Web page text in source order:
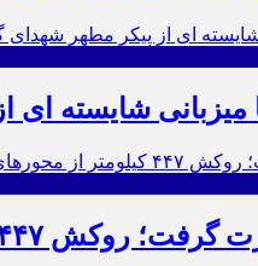
میزبانی شایسته
از محورهای خراسان جنوبی